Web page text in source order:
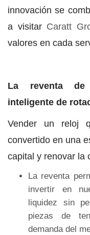
innovación se
a visitar Caratt
valores en cada
La reventa de
inteligente de
Vender un reloj
convertido en una
capital y renovar la
La reventa
invertir en
liquidez sin
piezas de
demanda del